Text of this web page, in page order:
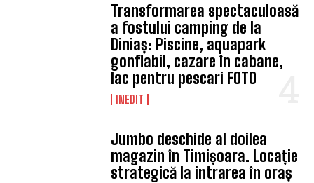
Transformarea spectaculoasă
a fostului camping de la
Diniaș: Piscine, aquapark
gonflabil, cazare în cabane,
lac pentru pescari FOTO
INEDIT
Jumbo deschide al doilea
magazin în Timișoara. Locație
strategică la intrarea în oraș